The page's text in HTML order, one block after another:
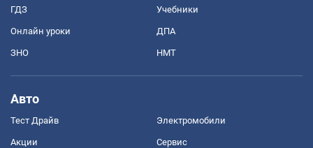
ГДЗ Учебники
Онлайн уроки ДПА
ЗНО НМТ
Авто
Тест Драйв Электромобили
Акции Сервис